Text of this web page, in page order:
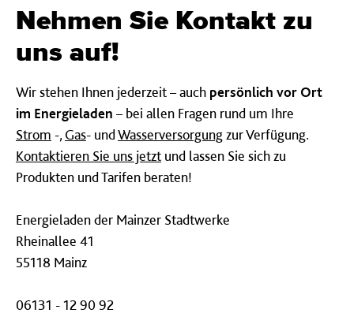
Nehmen Sie Kontakt zu
uns auf!
Wir stehen Ihnen jederzeit – auch persönlich vor Ort
im Energieladen – bei allen Fragen rund um Ihre
Strom -, Gas- undWasserversorgungzur Verfügung.
Kontaktieren Sie uns jetzt und lassen Sie sich zu
Produkten und Tarifen beraten!
Energieladen der Mainzer Stadtwerke
Rheinallee 41
55118 Mainz
06131 - 12 90 92